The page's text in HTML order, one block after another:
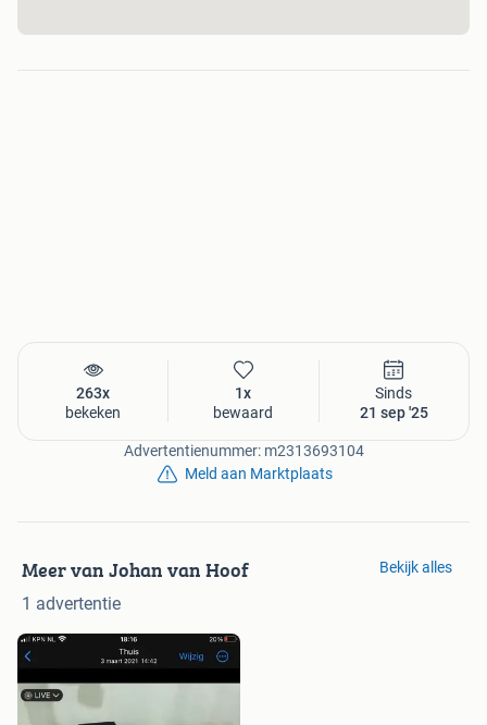
263x
bekeken
1x
bewaard
Sinds
21 sep '25
Advertentienummer: m2313693104
Meld aan Marktplaats
Meer van Johan van Hoof
1 advertentie
Bekijk alles